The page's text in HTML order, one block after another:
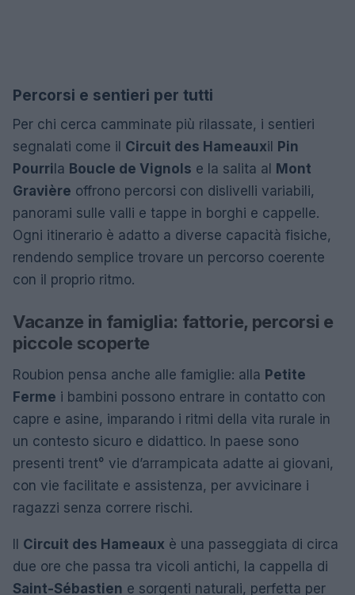
Percorsi e sentieri per tutti
Per chi cerca camminate più rilassate, i sentieri
segnalati come il Circuit des Hameauxil
Pin
Pourri la Boucle de Vignols e la salita al
Mont
Gravière offrono percorsi con dislivelli variabili,
panorami sulle valli e tappe in borghi e cappelle.
Ogni itinerario è adatto a diverse capacità fisiche,
rendendo semplice trovare un percorso coerente
con il proprio ritmo.
Vacanze in famiglia: fattorie, percorsi e
piccole scoperte
Roubion pensa anche alle famiglie: alla Petite
Ferme i bambini possono entrare in contatto con
capre e asine, imparando i ritmi della vita rurale in
un contesto sicuro e didattico. In paese sono
presenti trent° vie d’arrampicata adatte ai giovani,
con vie facilitate e assistenza, per avvicinare i
ragazzi senza correre rischi.
Circuit des Hameaux è una passeggiata di circa
due ore che passa tra vicoli antichi, la cappella di
Saint-Sébastien e sorgenti naturali, perfetta per